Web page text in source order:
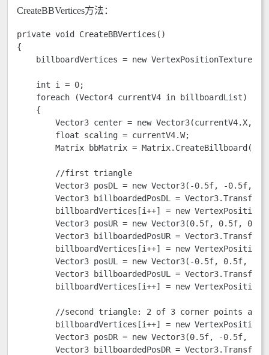
CreateBBVertices方法：
private void CreateBBVertices()
{
billboardVertices = new
    int i = 0;
    foreach (Vector4 currentV4 in billboardList)
    {
Vector3 center = new Vector3(currentV4.X,
        float scaling = currentV4.W;
Matrix bbMatrix =
        //first triangle
Vector3 posDL = new Vector3(-0.5f, -0.5f,
Vector3 billboardedPosDL =
billboardVertices[i++] = new
        Vector3 posUR = new Vector3(0.5f, 0.5f, 0);
Vector3 billboardedPosUR =
billboardVertices[i++] = new
Vector3 posUL = new Vector3(-0.5f, 0.5f,
Vector3 billboardedPosUL =
billboardVertices[i++] = new
//second triangle: 2 of 3 corner points
billboardVertices[i++] = new
Vector3 posDR = new Vector3(0.5f, -0.5f,
Vector3 billboardedPosDR =